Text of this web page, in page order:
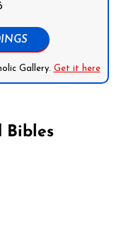
Gallery. Get it here
Bibles